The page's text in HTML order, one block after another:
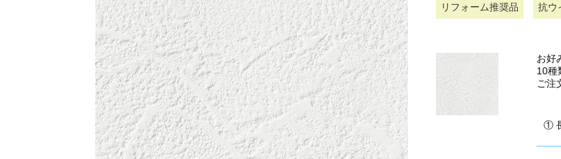
リフォーム推奨品 抗ウ
お好
10種
ご注
①